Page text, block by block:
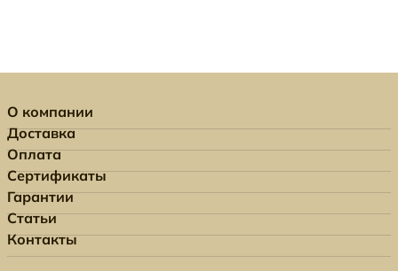
О компании
Доставка
Оплата
Сертификаты
Гарантии
Статьи
Контакты